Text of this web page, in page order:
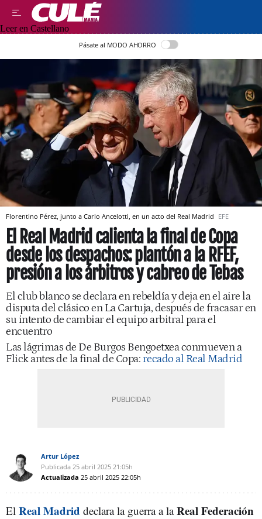
Leer en Castellano
Pásate al MODO AHORRO
Florentino Pérez, junto a Carlo Ancelotti, en un acto del Real Madrid EFE
El Real Madrid calienta la final de Copa
desde los despachos: plantón a la RFEF,
presión a los árbitros y cabreo de Tebas
El club blanco se declara en rebeldía y deja en el aire la
disputa del clásico en La Cartuja, después de fracasar en
su intento de cambiar el equipo arbitral para el
encuentro
Las lágrimas de De Burgos Bengoetxea conmueven a
Flick antes de la final de Copa: recado al Real Madrid
Artur López
Publicada 25 abril 2025 21:05h
Actualizada 25 abril 2025 22:05h
El Real Madrid declara la guerra a laReal Federación